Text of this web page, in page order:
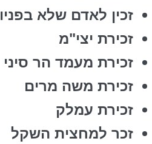
זכין לאדם שלא בפניו
זכירת יצי"מ
זכירת מעמד הר סיני
זכירת משה מרים
זכירת עמלק
זכר למחצית השקל